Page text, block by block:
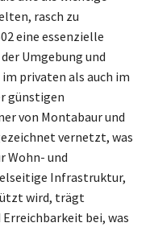
rasch zu
eine essenzielle
Umgebung und
privaten als auch im
günstigen
von Montabaur und
vernetzt, was
Wohn- und
Infrastruktur,
wird, trägt
bei, was